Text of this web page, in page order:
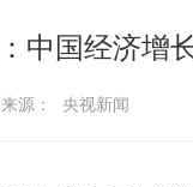
中国经济增
来源： 央视新闻